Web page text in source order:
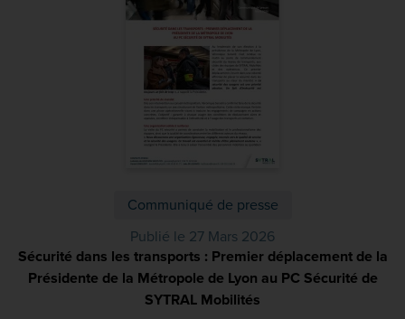
Communiqué de presse
Publié le 27 Mars 2026
Sécurité dans les transports : Premier déplacement de la
Présidente de la Métropole de Lyon au PC Sécurité de
SYTRAL Mobilités